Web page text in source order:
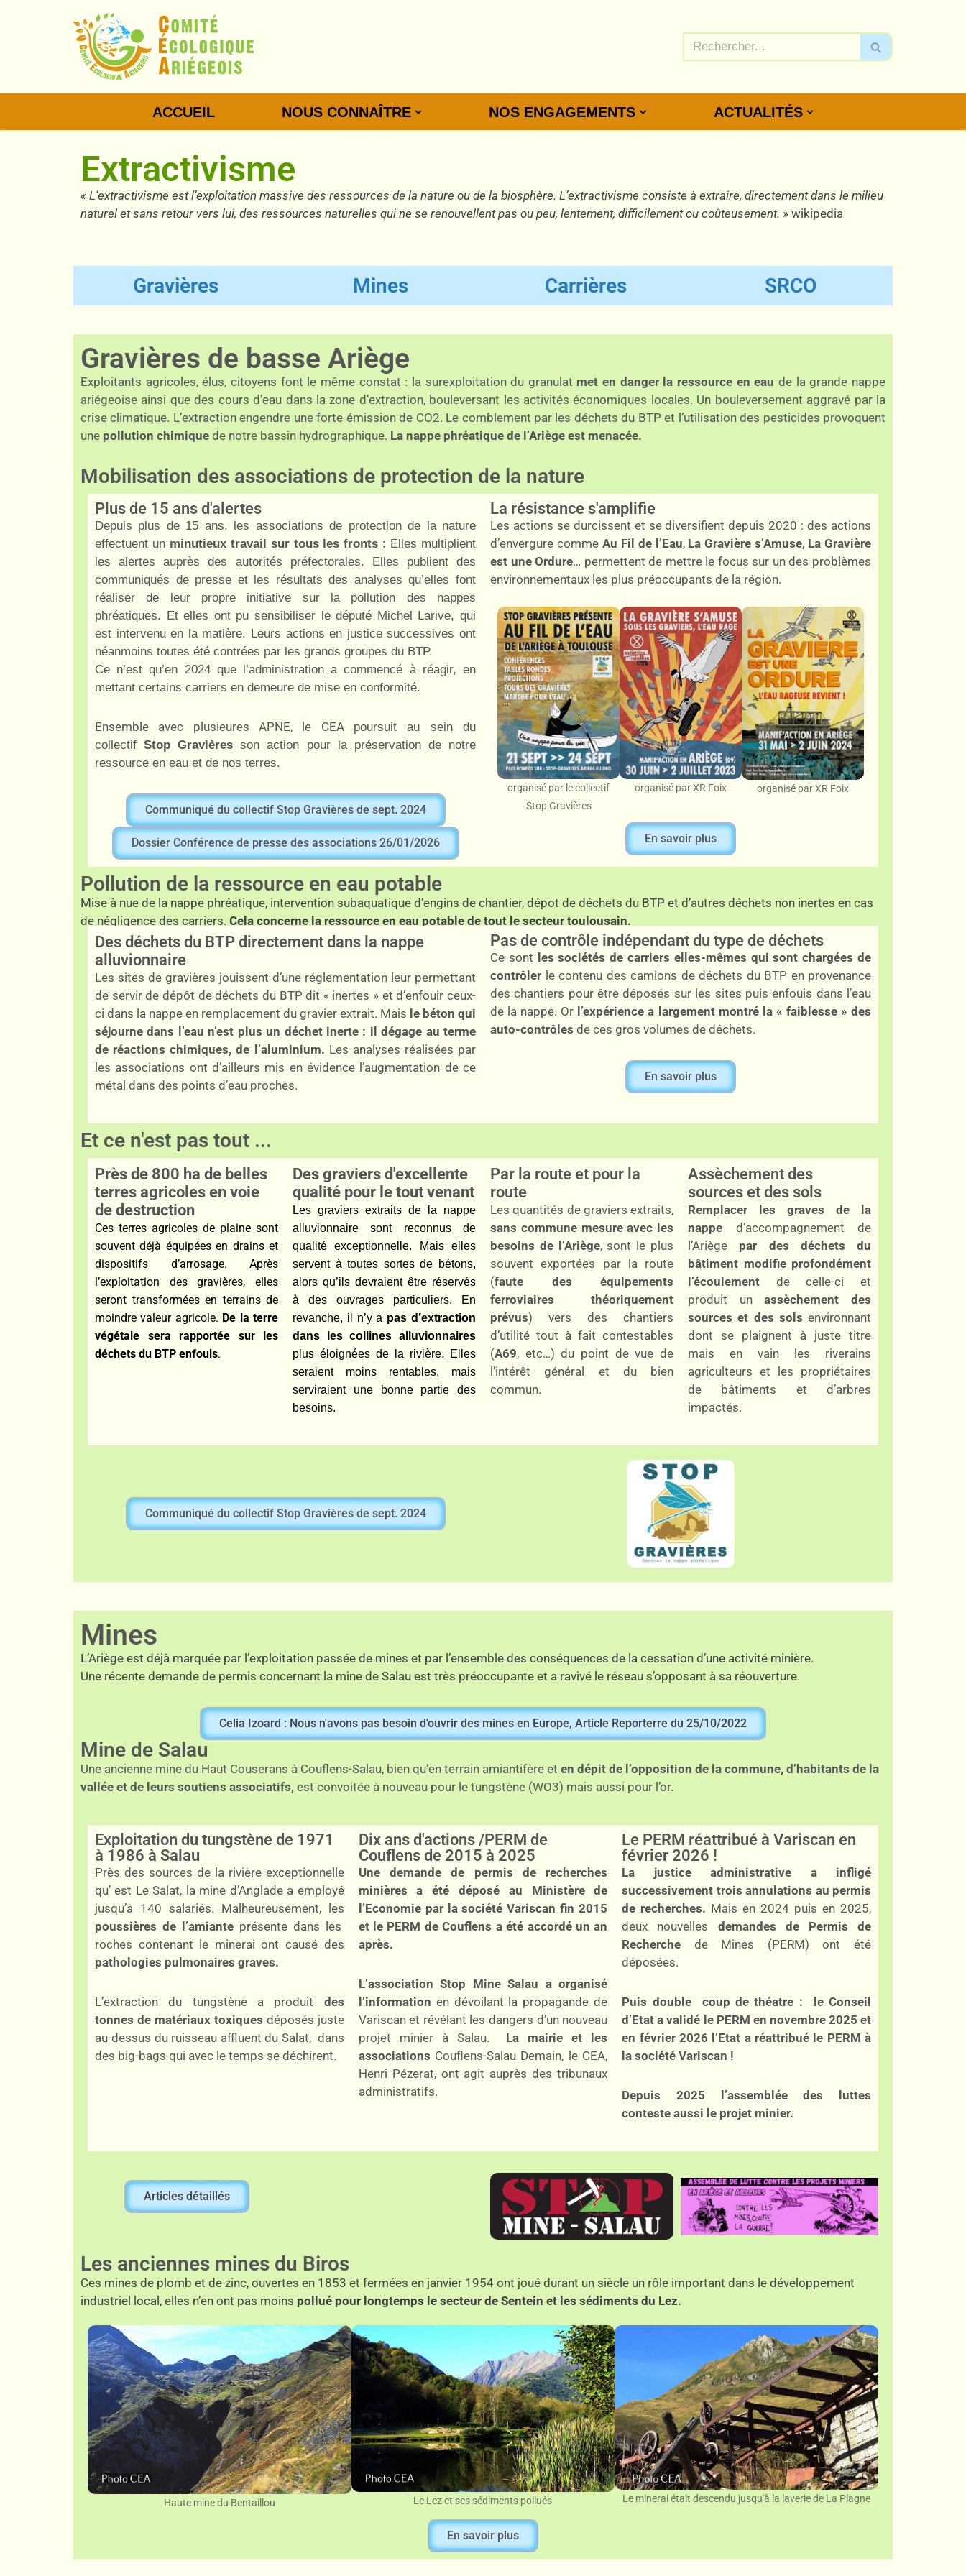
ACCUEIL NOUS CONNAÎTRE NOS ENGAGEMENTS ACTUALITÉS
Extractivisme
« L’extractivisme est l’exploitation massive des ressources de la nature ou de la biosphère. L’extractivisme consiste à extraire, directement dans le milieu
naturel et sans retour vers lui, des ressources naturelles qui ne se renouvellent pas ou peu, lentement, difficilement ou coûteusement. » wikipedia
Gravières Mines Carrières SRCO
Gravières de basse Ariège
Exploitants agricoles, élus, citoyens font le même constat : la surexploitation du granulat met en danger la ressource en eau de la grande nappe
ariégeoise ainsi que des cours d’eau dans la zone d’extraction, bouleversant les activités économiques locales. Un bouleversement aggravé par la
crise climatique. L’extraction engendre une forte émission de CO2. Le comblement par les déchets du BTP et l’utilisation des pesticides provoquent
une pollution chimique de notre bassin hydrographique. La nappe phréatique de l’Ariège est menacée.
Mobilisation des associations de protection de la nature
Plus de 15 ans d'alertes
Depuis plus de 15 ans, les associations de protection de la nature
effectuent un minutieux travail sur tous les fronts : Elles multiplient
les alertes auprès des autorités préfectorales. Elles publient des
communiqués de presse et les résultats des analyses qu’elles font
réaliser de leur propre initiative sur la pollution des nappes
phréatiques. Et elles ont pu sensibiliser le député Michel Larive, qui
est intervenu en la matière. Leurs actions en justice successives ont
néanmoins toutes été contrées par les grands groupes du BTP.
Ce n’est qu’en 2024 que l’administration a commencé à réagir, en
mettant certains carriers en demeure de mise en conformité.
Ensemble avec plusieures APNE, le CEA poursuitau sein du
collectifStop Gravières son action pour la préservation de notre
ressource en eau et de nos terres.
Communiqué du collectif Stop Gravières de sept. 2024
Dossier Conférence de presse des associations 26/01/2026
La résistance s'amplifie
Les actions se durcissent et se diversifient depuis 2020 : des actions
d’envergure comme Au Fil de l’Eau, La Gravière s’Amuse, La Gravière
est une Ordure… permettent de mettre le focus sur un des problèmes
environnementaux les plus préoccupants de la région.
organisé par le collectif
Stop Gravières
organisé par XR Foix organisé par XR Foix
En savoir plus
Pollution de la ressource en eau potable
Mise à nue de la nappe phréatique, intervention subaquatique d’engins de chantier, dépot de déchets du BTP et d’autres déchets non inertes en cas
de négligence des carriers. Cela concerne la ressource en eau potable de tout le secteur toulousain.
Des déchets du BTP directement dans la nappe
alluvionnaire
Les sites de gravières jouissent d’une réglementation leur permettant
de servir de dépôt de déchets du BTP dit « inertes » et d’enfouir ceux-
ci dans la nappe en remplacement du gravier extrait. Mais le béton qui
séjourne dans l’eau n’est plus un déchet inerte : il dégage au terme
de réactions chimiques, de l’aluminium. Les analyses réalisées par
les associations ont d’ailleurs mis en évidence l’augmentation de ce
métal dans des points d’eau proches.
Pas de contrôle indépendant du type de déchets
Ce sont les sociétés de carriers elles-mêmes qui sont chargées de
contrôler le contenu des camions de déchets du BTP en provenance
des chantiers pour être déposés sur les sites puis enfouis dans l’eau
de la nappe. Or l’expérience a largement montré la « faiblesse » des
auto-contrôles de ces gros volumes de déchets.
En savoir plus
Et ce n'est pas tout ...
Près de 800 ha de belles
terres agricoles en voie
de destruction
Ces terres agricoles de plaine sont
souvent déjà équipées en drains et
dispositifs
d’arrosage. Après
l’exploitation des gravières, elles
seront transformées en terrains de
moindre valeur agricole. De laterre
végétale sera rapportée sur les
déchets du BTP enfouis.
Des graviers d'excellente
qualité pour le tout venant
Les graviers extraits de la nappe
alluvionnaire sont reconnus de
qualité exceptionnelle. Mais elles
servent à toutes sortes de bétons,
alors qu’ils devraient être réservés
à des ouvrages particuliers. En
revanche, il n’y a pas d’extraction
dans les collines alluvionnaires
plus éloignées de la rivière. Elles
seraient moins rentables, mais
serviraient une bonne partie des
besoins.
Par la route et pour la
route
Les quantités de graviers extraits,
sans commune mesure avec les
besoins de l’Ariège, sont le plus
souvent exportées par la route
(faute des équipements
ferroviaires théoriquement
prévus) vers des chantiers
d’utilité tout à fait contestables
(A69, etc…) du point de vue de
l’intérêt général et du bien
commun.
Assèchement des
sources et des sols
Remplacer les graves de la
nappe d’accompagnement de
l’Ariège par des déchets du
bâtiment modifie profondément
l’écoulement de celle-ci et
produit unassèchement des
sources et des sols environnant
dont se plaignent à juste titre
mais en vain les riverains
agriculteurs et les propriétaires
de bâtiments et d’arbres
impactés.
Communiqué du collectif Stop Gravières de sept. 2024
Mines
L’Ariège est déjà marquée par l’exploitation passée de mines et par l’ensemble des conséquences de la cessation d’une activité minière.
Une récente demande de permis concernant la mine de Salau est très préoccupante et a ravivé le réseau s’opposant à sa réouverture.
Celia Izoard : Nous n'avons pas besoin d'ouvrir des mines en Europe, Article Reporterre du 25/10/2022
Mine de Salau
Une ancienne mine du Haut Couserans à Couflens-Salau, bien qu’en terrain amiantifère et en dépit de l’opposition de la commune, d’habitants de la
vallée et de leurs soutiens associatifs, est convoitée à nouveau pour le tungstène (WO3) mais aussi pour l’or.
Exploitation du tungstène de 1971
à 1986 à Salau
Près des sources de la rivière exceptionnelle
qu’ est Le Salat, la mine d’Anglade a employé
jusqu’à 140 salariés. Malheureusement, les
poussières de l’amianteprésente dans les
roches contenant le minerai ont causé des
pathologies pulmonaires graves.
L’extraction du tungstène a produit des
tonnes de matériaux toxiques déposés juste
au-dessus du ruisseau affluent du Salat, dans
des big-bags qui avec le temps se déchirent.
Dix ans d'actions /PERM de
Couflens de 2015 à 2025
Une demande de permis de recherches
minières a été déposé au Ministère de
l’Economie par la société Variscan fin 2015
et le PERM de Couflens a été accordé un an
après.
L’association Stop Mine Salau a organisé
l’information en dévoilant la propagande de
Variscan et révélant les dangers d’un nouveau
projet minier à Salau.
La mairie et les
associations Couflens-Salau Demain, le CEA,
Henri Pézerat, ont agit auprès des tribunaux
administratifs.
Le PERM réattribué à Variscan en
février 2026 !
La justice administrative a infligé
successivement trois annulations au permis
de recherches. Mais en 2024 puis en 2025,
deux nouvelles demandes de Permis de
Recherche de Mines (PERM) ont été
déposées.
Puis double coup de théatre : le Conseil
d’Etat a validé le PERM en novembre 2025 et
en février 2026 l’Etat a réattribué le PERM à
la société Variscan !
Depuis 2025 l’assemblée des luttes
conteste aussi le projet minier.
Articles détaillés
Les anciennes mines du Biros
Ces mines de plomb et de zinc, ouvertes en 1853 et fermées en janvier 1954 ont joué durant un siècle un rôle important dans le développement
industriel local, elles n’en ont pas moins pollué pour longtemps le secteur de Sentein et les sédiments du Lez.
Haute mine du Bentaillou Le Lez et ses sédiments pollués Le minerai était descendu jusqu'à la laverie de La Plagne
En savoir plus